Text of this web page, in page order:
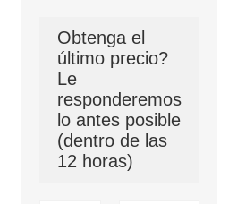
Obtenga el
último precio?
Le
responderemos
lo antes posible
(dentro de las
12 horas)